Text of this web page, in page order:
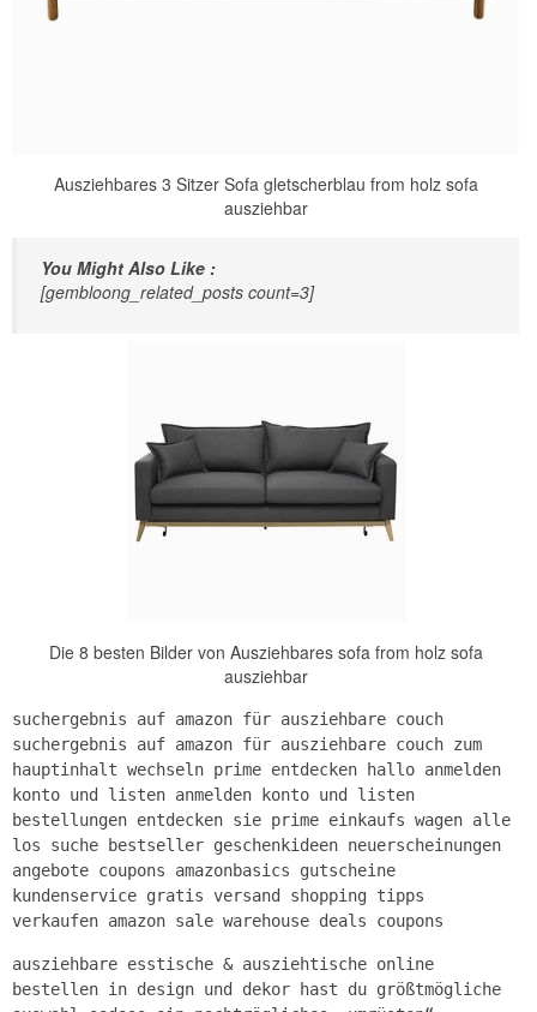
Ausziehbares 3 Sitzer Sofa gletscherblau from holz sofa
ausziehbar
You Might Also Like :
[gembloong_related_posts count=3]
Die 8 besten Bilder von Ausziehbares sofa from holz sofa
ausziehbar
suchergebnis auf amazon für ausziehbare couch
suchergebnis auf amazon für ausziehbare couch zum
hauptinhalt wechseln prime entdecken hallo anmelden
konto und listen anmelden konto und listen
bestellungen entdecken sie prime einkaufs wagen alle
los suche bestseller geschenkideen neuerscheinungen
angebote coupons amazonbasics gutscheine
kundenservice gratis versand shopping tipps
verkaufen amazon sale warehouse deals coupons
ausziehbare esstische & ausziehtische online
bestellen in design und dekor hast du größtmögliche